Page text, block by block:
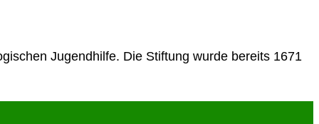
Jugendhilfe. Die Stiftung wurde bereits 1671